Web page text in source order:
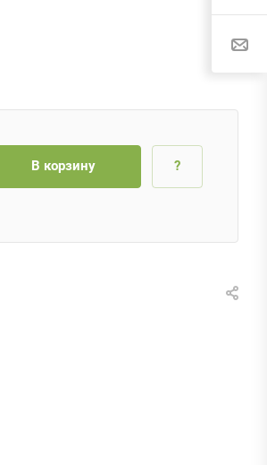
В корзину ?